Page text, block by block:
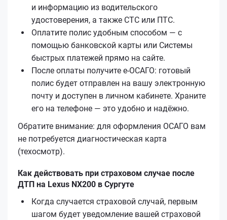
и информацию из водительского
удостоверения, а также СТС или ПТС.
Оплатите полис удобным способом — с
помощью банковской карты или Системы
быстрых платежей прямо на сайте.
После оплаты получите е‑ОСАГО: готовый
полис будет отправлен на вашу электронную
почту и доступен в личном кабинете. Храните
его на телефоне — это удобно и надёжно.
Обратите внимание: для оформления ОСАГО вам
не потребуется диагностическая карта
(техосмотр).
Как действовать при страховом случае после
ДТП на Lexus NX200 в Сургуте
Когда случается страховой случай, первым
шагом будет уведомление вашей страховой